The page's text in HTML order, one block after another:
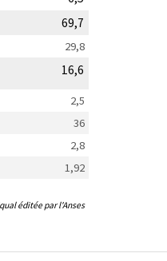
69,7
29,8
16,6
2,5
36
2,8
1,92
éditée par l'Anses